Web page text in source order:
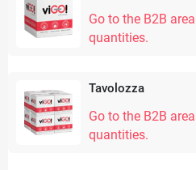
Go to the B2B
quantities.
Tavolozza
Go to the B2B
quantities.